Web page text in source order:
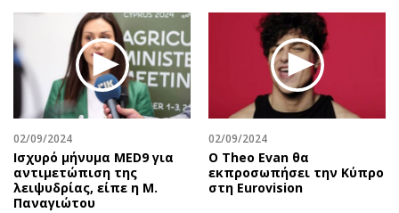
Χειρόγραφα
Προσωπικότητες στην ''Κ''
Επιστολές
02/09/2024
Ισχυρό μήνυμα MED9 για
αντιμετώπιση της
λειψυδρίας, είπε η Μ.
Παναγιώτου
02/09/2024
Ο Theo Evan θα
εκπροσωπήσει την Κύπρο
στη Eurovision